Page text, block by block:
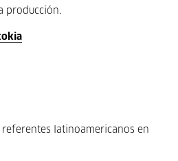
producción.
latinoamericanos en